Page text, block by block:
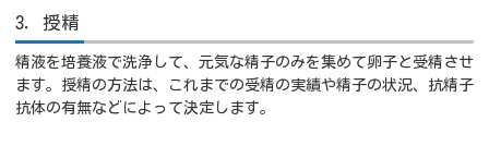
3．授精
精液を培養液で洗浄して、元気な精子のみを集めて卵子と受精させ
ます。授精の方法は、これまでの受精の実績や精子の状況、抗精子
抗体の有無などによって決定します。